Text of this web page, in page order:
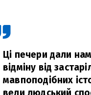
Ці печери дали
відміну від
мавпоподібних